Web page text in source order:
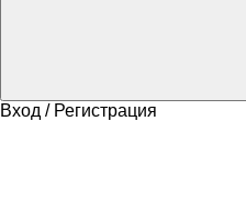
Вход / Регистрация